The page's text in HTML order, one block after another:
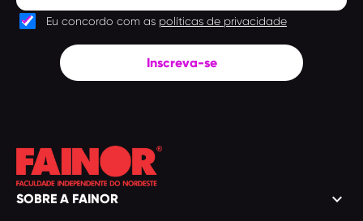
Eu concordo com as políticas de privacidade
Inscreva-se
SOBRE A FAINOR keyboard_arrow_down